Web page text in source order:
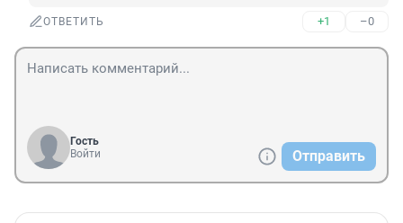
ОТВЕТИТЬ +1 –0
Гость
Войти
Отправить